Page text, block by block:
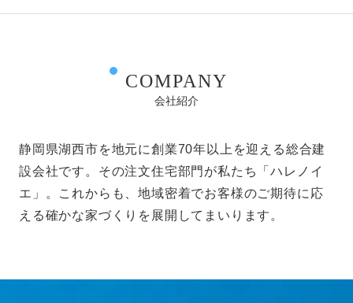
COMPANY
会社紹介
静岡県湖西市を地元に創業70年以上を迎える総合建
設会社です。その注文住宅部門が私たち「ハレノイ
エ」。これからも、地域密着でお客様のご期待に応
える確かな家づくりを展開してまいります。